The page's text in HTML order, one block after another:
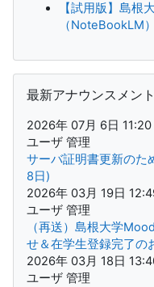
【試用版】島根
（NoteBookLM）
最新アナウンスメント
2026年 07月 6日 11:20
ユーザ 管理
サーバ証明書更新のた
8日)
2026年 03月 19日
ユーザ 管理
（再送）島根大学
せ＆在学生登録完了の
2026年 03月 18日
ユーザ 管理